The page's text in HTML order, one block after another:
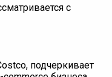
с
подчеркивает